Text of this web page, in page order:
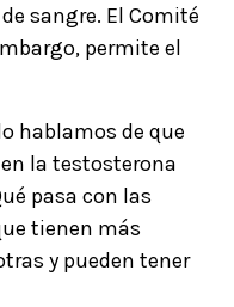
sangre. El Comité
permite el
hablamos de que
la testosterona
pasa con las
tienen más
y pueden tener